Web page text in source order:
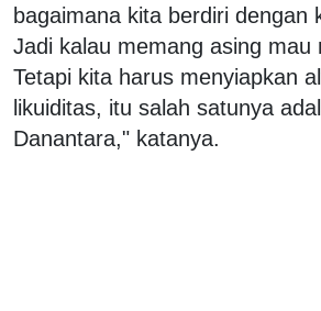
bagaimana kita berdiri dengan
Jadi kalau memang asing mau
Tetapi kita harus menyiapkan
likuiditas, itu salah satunya
Danantara," katanya.